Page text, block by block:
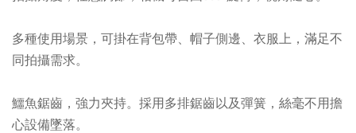
多種使用場景，可掛在背包帶、帽子側邊、衣服上，滿足不
同拍攝需求。
鱷魚鋸齒，強力夾持。採用多排鋸齒以及彈簧，絲毫不用擔
心設備墜落。